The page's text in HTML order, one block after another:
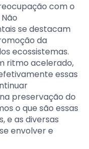
com o
se destacam
da
ecossistemas.
ritmo acelerado,
essas
preservação do
o que são essas
e as diversas
envolver e